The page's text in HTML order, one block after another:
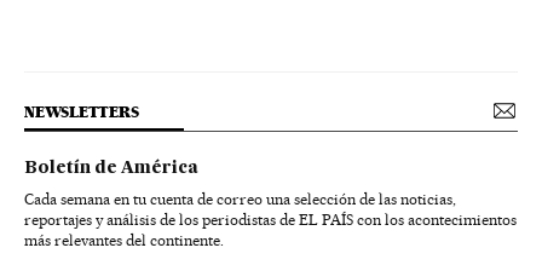
NEWSLETTERS
Boletín de América
Cada semana en tu cuenta de correo una selección de las noticias,
reportajes y análisis de los periodistas de EL PAÍS con los acontecimientos
más relevantes del continente.